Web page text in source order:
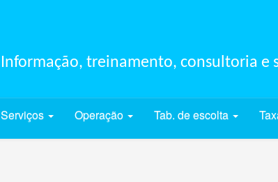
Informação, treinamento, consultoria e
Serviços Operação Tab. de escolta